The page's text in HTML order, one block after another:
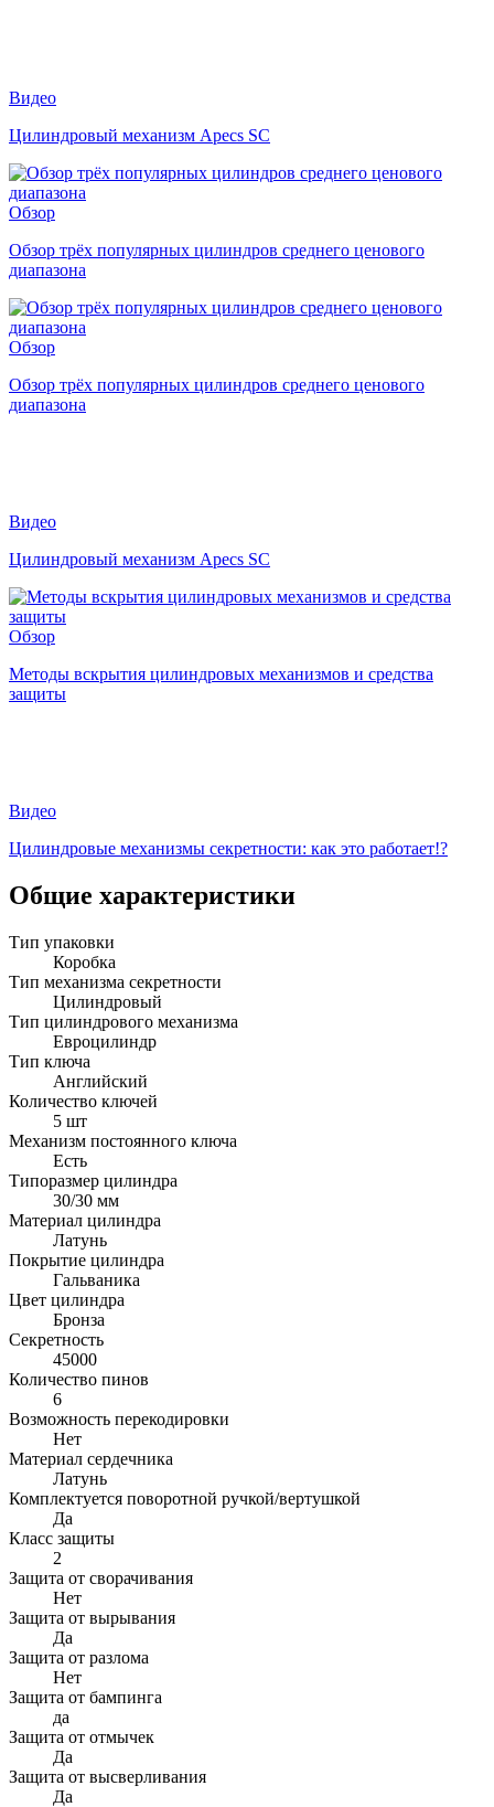
Видео
Цилиндровый механизм Apecs SC
Обзор
Обзор трёх популярных цилиндров среднего ценового
диапазона
Обзор
Обзор трёх популярных цилиндров среднего ценового
диапазона
Видео
Цилиндровый механизм Apecs SC
Обзор
Методы вскрытия цилиндровых механизмов и средства
защиты
Видео
Цилиндровые механизмы секретности: как это работает!?
Общие характеристики
Тип упаковки
Коробка
Тип механизма секретности
Цилиндровый
Тип цилиндрового механизма
Евроцилиндр
Тип ключа
Английский
Количество ключей
5 шт
Механизм постоянного ключа
Есть
Типоразмер цилиндра
30/30 мм
Материал цилиндра
Латунь
Покрытие цилиндра
Гальваника
Цвет цилиндра
Бронза
Секретность
45000
Количество пинов
6
Возможность перекодировки
Нет
Материал сердечника
Латунь
Комплектуется поворотной ручкой/вертушкой
Да
Класс защиты
2
Защита от сворачивания
Нет
Защита от вырывания
Да
Защита от разлома
Нет
Защита от бампинга
да
Защита от отмычек
Да
Защита от высверливания
Да